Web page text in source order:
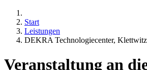
Start
Leistungen
DEKRA Technologiecenter, Klettwitz
Veranstaltung an